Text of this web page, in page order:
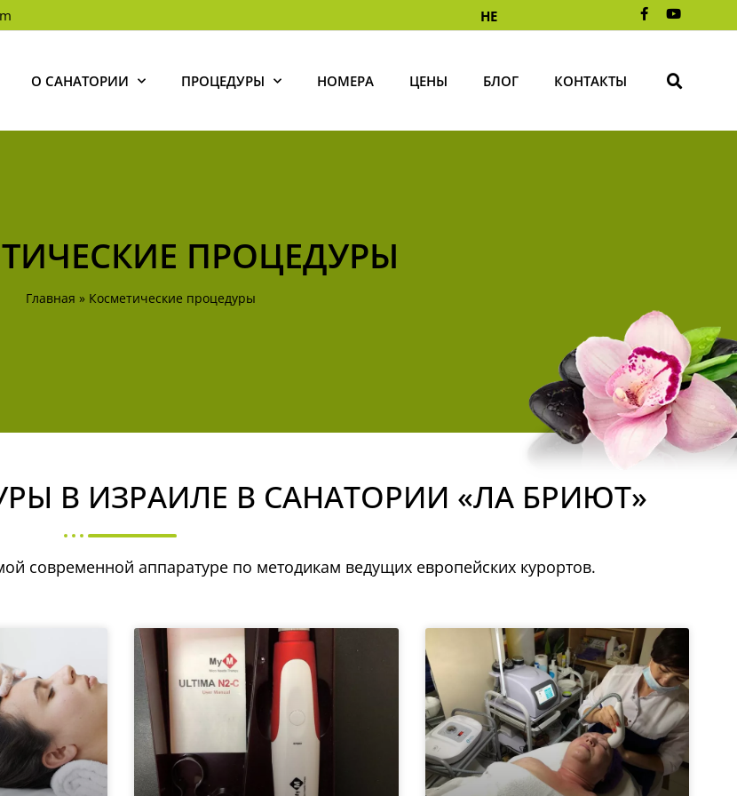
HE
О САНАТОРИИ ПРОЦЕДУРЫ НОМЕРА ЦЕНЫ БЛОГ КОНТАКТЫ
ПРОЦЕДУРЫ
Главная » Косметические процедуры
В ИЗРАИЛЕ В САНАТОРИИ «ЛА БРИЮТ»
современной аппаратуре по методикам ведущих европейских курортов.
Необходимые
Эти cookie
обязательны.
Они нужны для
работы сайта и
не могут быть
отключены.